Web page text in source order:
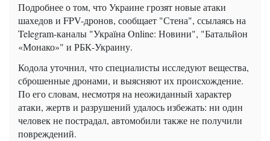
Подробнее о том, что Украине грозят новые атаки
шахедов и FPV-дронов, сообщает "Стена", ссылаясь на
Telegram-каналы "Україна Online: Новини", "Батальйон
«Монако»" и РБК-Украину.
Кодола уточнил, что специалисты исследуют вещества,
сброшенные дронами, и выясняют их происхождение.
По его словам, несмотря на неожиданный характер
атаки, жертв и разрушений удалось избежать: ни один
человек не пострадал, автомобили также не получили
повреждений.